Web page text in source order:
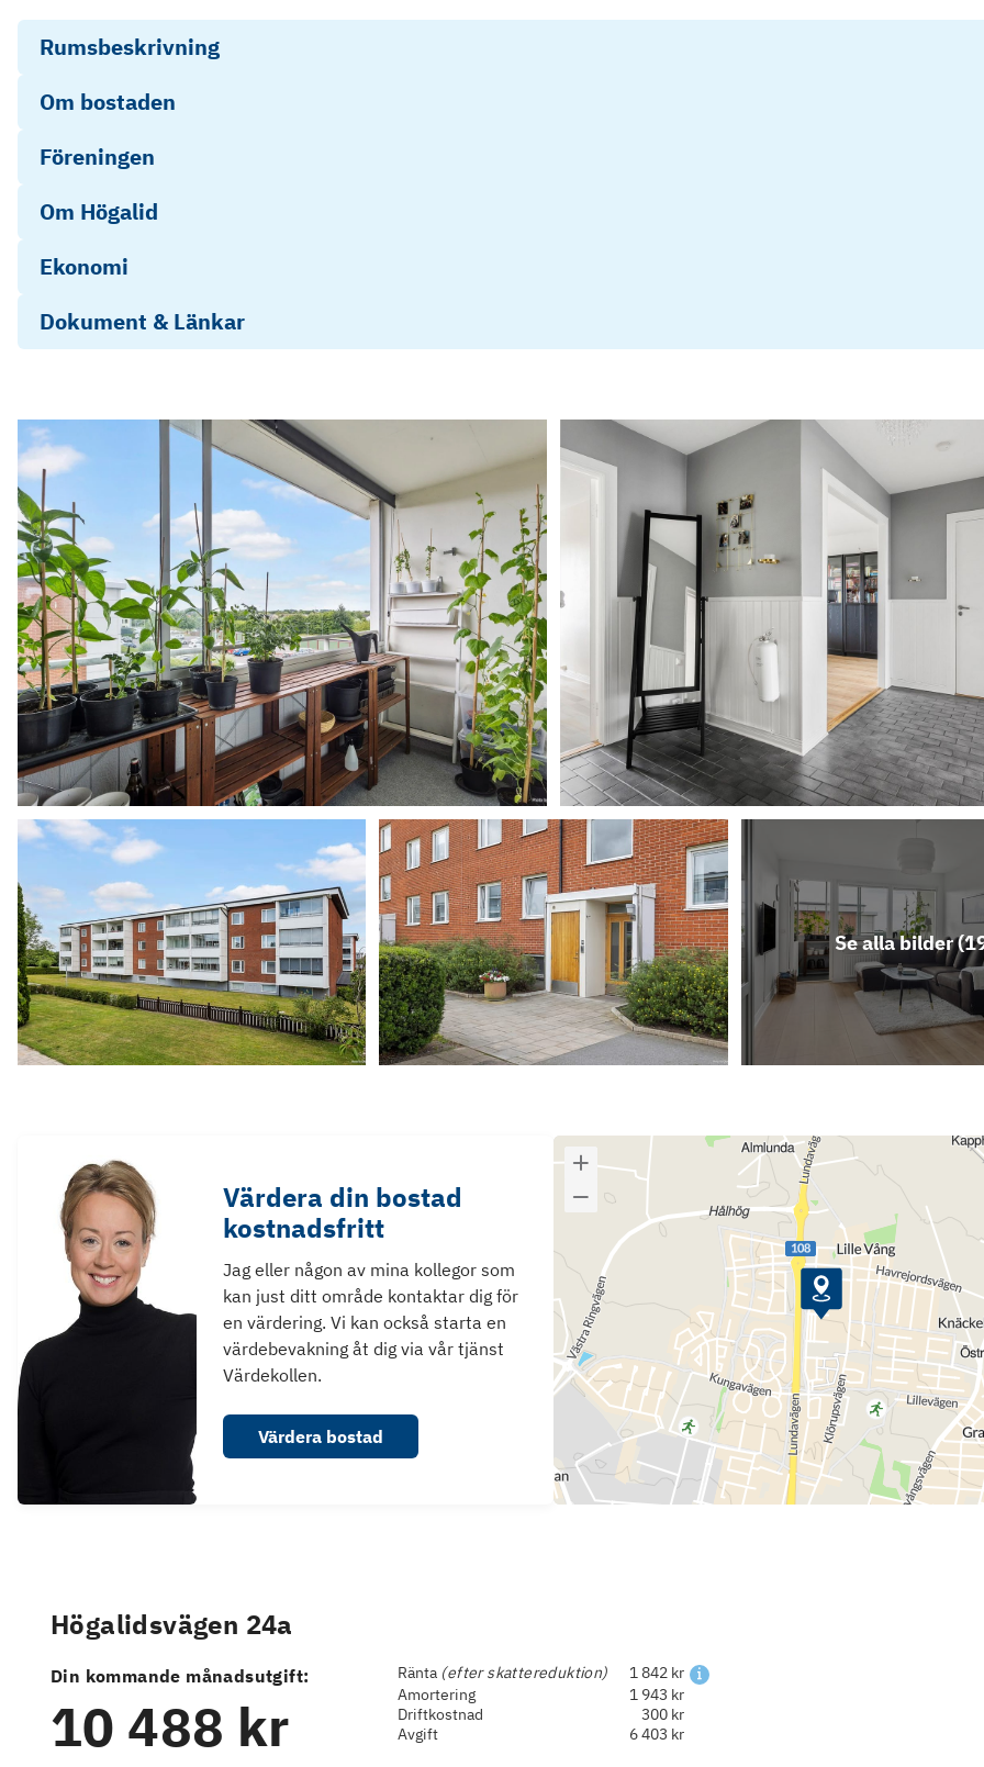
Rumsbeskrivning
Om bostaden
Föreningen
Om Högalid
Ekonomi
Dokument & Länkar
Photo
Play
Photo
Play
Se alla bilder (
Värdera din bostad
kostnadsfritt
Jag eller någon av mina kollegor som
kan just ditt område kontaktar dig för
en värdering. Vi kan också starta en
värdebevakning åt dig via vår tjänst
Värdekollen.
Värdera bostad
Högalidsvägen 24a
Din kommande månadsutgift:
10 488 kr
Ränta (efter skattereduktion)
1 842 kr
Amortering
1 943 kr
Driftkostnad
300 kr
Avgift
6 403 kr